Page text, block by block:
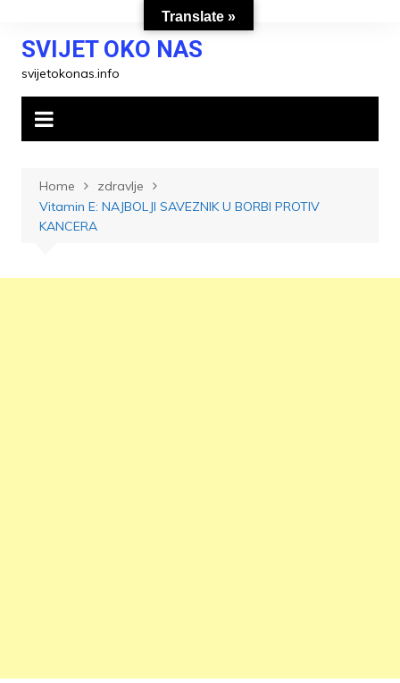
contentSVIJET OKO NAS
svijetokonas.info
Home
zdravlje
Vitamin E: NAJBOLJI SAVEZNIK U BORBI PROTIV
KANCERA
Translate »